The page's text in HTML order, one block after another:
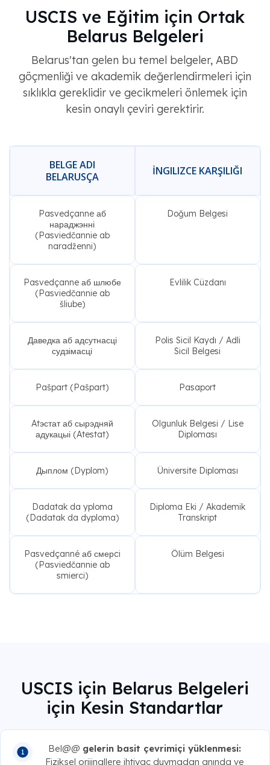
USCIS ve Eğitim için Ortak
Belarus Belgeleri
Belarus'tan gelen bu temel belgeler, ABD
göçmenliği ve akademik değerlendirmeleri için
sıklıkla gereklidir ve gecikmeleri önlemek için
kesin onaylı çeviri gerektirir.
BELGE ADI
BELARUSÇA
İNGILIZCE KARŞILIĞI
Pasvedçanne аб
нараджэнні
(Pasviedčannie ab
naradženni)
Doğum Belgesi
Pasvedçanne аб шлюбе
(Pasviedčannie ab
šliube)
Evlilik Cüzdanı
Даведка аб адсутнасці
судзімасці
Polis Sicil Kaydı / Adli
Sicil Belgesi
Pašpart (Pašpart) Pasaport
Atэстат аб сырэдняй
адукацыі (Atestat)
Olgunluk Belgesi / Lise
Diploması
Дыплом (Dyplom) Üniversite Diploması
Dadatak da yploma
(Dadatak da dyploma)
Diploma Eki / Akademik
Transkript
Pasvedçanné аб смерci
(Pasviedčannie ab
smierci)
Ölüm Belgesi
USCIS için Belarus Belgeleri
için Kesin Standartlar
Bel@@ gelerin basit çevrimiçi yüklenmesi:
Fiziksel orijinallere ihtiyaç duymadan anında ve